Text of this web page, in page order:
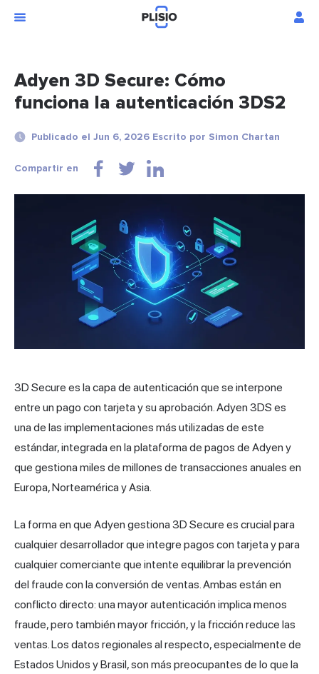
Adyen 3D Secure: Cómo
funciona la autenticación 3DS2
Publicado el Jun 6, 2026 Escrito por Simon Chartan
Compartir en
3D Secure es la capa de autenticación que se interpone
entre un pago con tarjeta y su aprobación. Adyen 3DS es
una de las implementaciones más utilizadas de este
estándar, integrada en la plataforma de pagos de Adyen y
que gestiona miles de millones de transacciones anuales en
Europa, Norteamérica y Asia.
La forma en que Adyen gestiona 3D Secure es crucial para
cualquier desarrollador que integre pagos con tarjeta y para
cualquier comerciante que intente equilibrar la prevención
del fraude con la conversión de ventas. Ambas están en
conflicto directo: una mayor autenticación implica menos
fraude, pero también mayor fricción, y la fricción reduce las
ventas. Los datos regionales al respecto, especialmente de
Estados Unidos y Brasil, son más preocupantes de lo que la